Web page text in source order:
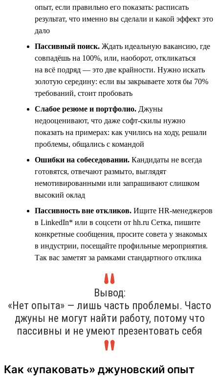
опыт, если правильно его показать: расписать
результат, что именно вы сделали и какой эффект это
дало
Пассивный поиск. Ждать идеальную вакансию, где
совпадёшь на 100%, или, наоборот, откликаться
на всё подряд — это две крайности. Нужно искать
золотую середину: если вы закрываете хотя бы 70%
требований, стоит пробовать
Слабое резюме и портфолио. Джуны
недооценивают, что даже софт-скилы нужно
показать на примерах: как учились на ходу, решали
проблемы, общались с командой
Ошибки на собеседовании. Кандидаты не всегда
готовятся, отвечают размыто, выглядят
немотивированными или запрашивают слишком
высокий оклад
Пассивность вне откликов. Ищите HR-менеджеров
в LinkedIn* или в соцсети от hh.ru Сетка, пишите
конкретные сообщения, просите совета у знакомых
в индустрии, посещайте профильные мероприятия.
Так вас заметят за рамками стандартного отклика
Вывод:
«Нет опыта» — лишь часть проблемы. Часто
джуны не могут найти работу, потому что
пассивны и не умеют презентовать себя
Как «упаковать» джуновский опыт